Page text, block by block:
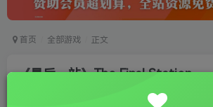
首页 全部游戏 正文
《最后一站》The Final Station